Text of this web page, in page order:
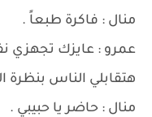
منال : فاكرة طبعاً .
عمرو : عايزك تجهزي
هتقابلي الناس بنظرة
منال : حاضر يا حبيبي .